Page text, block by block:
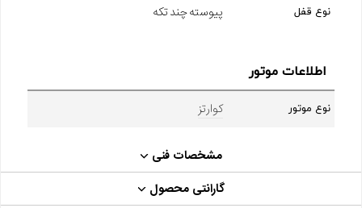
نوع قفل پیوسته چند تکه
اطلاعات موتور
نوع موتور کوارتز
مشخصات فنی
گارانتی محصول